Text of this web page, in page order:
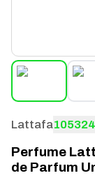
Lattafa
Perfume
de Parfum